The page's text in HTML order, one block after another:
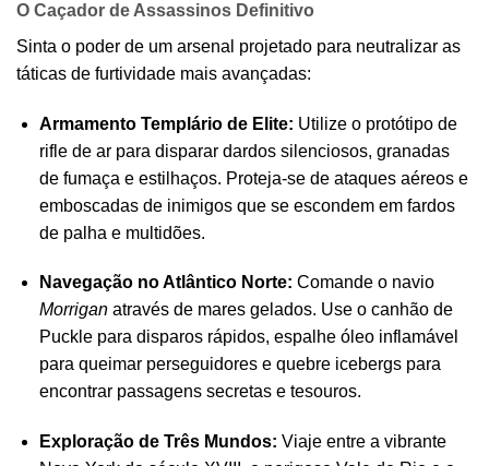
O Caçador de Assassinos Definitivo
Sinta o poder de um arsenal projetado para neutralizar as
táticas de furtividade mais avançadas:
Armamento Templário de Elite: Utilize o protótipo de
rifle de ar para disparar dardos silenciosos, granadas
de fumaça e estilhaços. Proteja-se de ataques aéreos e
emboscadas de inimigos que se escondem em fardos
de palha e multidões.
Navegação no Atlântico Norte: Comande o navio
Morriganatravés de mares gelados. Use o canhão de
Puckle para disparos rápidos, espalhe óleo inflamável
para queimar perseguidores e quebre icebergs para
encontrar passagens secretas e tesouros.
Exploração de Três Mundos: Viaje entre a vibrante